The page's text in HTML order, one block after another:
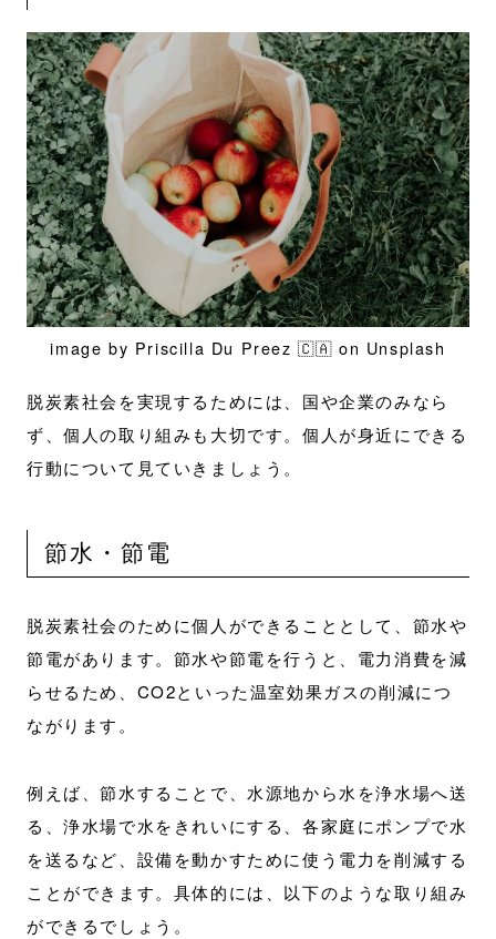
image by Priscilla Du Preez 🇨🇦 on Unsplash
脱炭素社会を実現するためには、国や企業のみなら
ず、個人の取り組みも大切です。個人が身近にできる
行動について見ていきましょう。
節水・節電
脱炭素社会のために個人ができることとして、節水や
節電があります。節水や節電を行うと、電力消費を減
らせるため、CO2といった温室効果ガスの削減につ
ながります。
例えば、節水することで、水源地から水を浄水場へ送
る、浄水場で水をきれいにする、各家庭にポンプで水
を送るなど、設備を動かすために使う電力を削減する
ことができます。具体的には、以下のような取り組み
ができるでしょう。